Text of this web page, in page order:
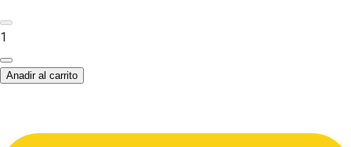
1
Anadir al carrito